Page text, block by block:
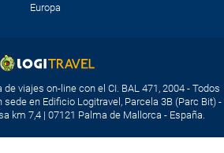
Europa
viajes on-line con el CI. BAL 471, 2004 - Todos
en Edificio Logitravel, Parcela 3B (Parc Bit) -
km 7,4 | 07121 Palma de Mallorca - España.